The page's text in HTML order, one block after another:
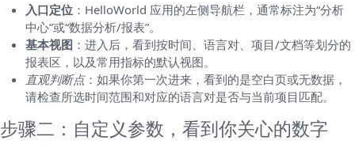
入口定位 ：HelloWorld 应用的左侧导航栏，通常标注为“分析
中心”或“数据分析/报表”。
基本视图 ：进入后，看到按时间、语言对、项目/文档等划分的
报表区，以及常用指标的默认视图。
直观判断点：如果你第一次进来，看到的是空白页或无数据，
请检查所选时间范围和对应的语言对是否与当前项目匹配。
步骤二：自定义参数，看到你关心的数字